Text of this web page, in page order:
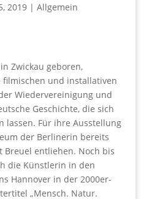
2019| Allgemein
Zwickau geboren,
und installativen
Wiedervereinigung und
Geschichte, die sich
lassen. Für ihre Ausstellung
der Berlinerin bereits
Breuel entliehen. Noch bis
die Künstlerin in den
Hannover in der 2000er-
„Mensch. Natur.